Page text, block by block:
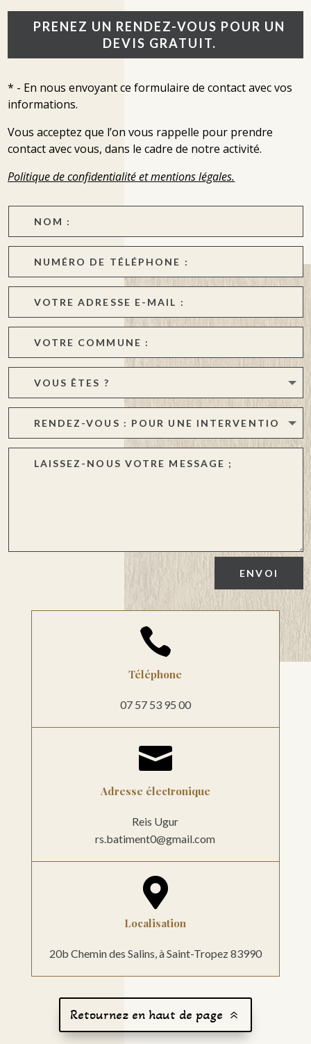
PRENEZ UN RENDEZ-VOUS POUR UN
DEVIS GRATUIT.
* - En nous envoyant ce formulaire de contact avec vos
informations.
Vous acceptez que l’on vous rappelle pour prendre
contact avec vous, dans le cadre de notre activité.
Politique de confidentialité et mentions légales.
ENVOI

Téléphone
07 57 53 95 00

Adresse électronique
Reis Ugur
rs.batiment0@gmail.com

Localisation
20b Chemin des Salins, à Saint-Tropez 83990
Retournez en haut de page